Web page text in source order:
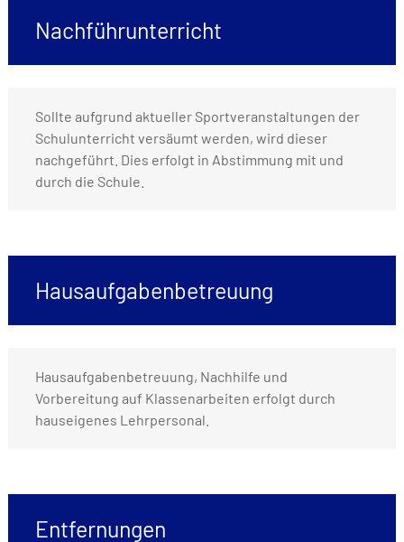
Nachführunterricht
Sollte aufgrund aktueller Sportveranstaltungen der
Schulunterricht versäumt werden, wird dieser
nachgeführt. Dies erfolgt in Abstimmung mit und
durch die Schule.
Hausaufgabenbetreuung
Hausaufgabenbetreuung, Nachhilfe und
Vorbereitung auf Klassenarbeiten erfolgt durch
hauseigenes Lehrpersonal.
Entfernungen